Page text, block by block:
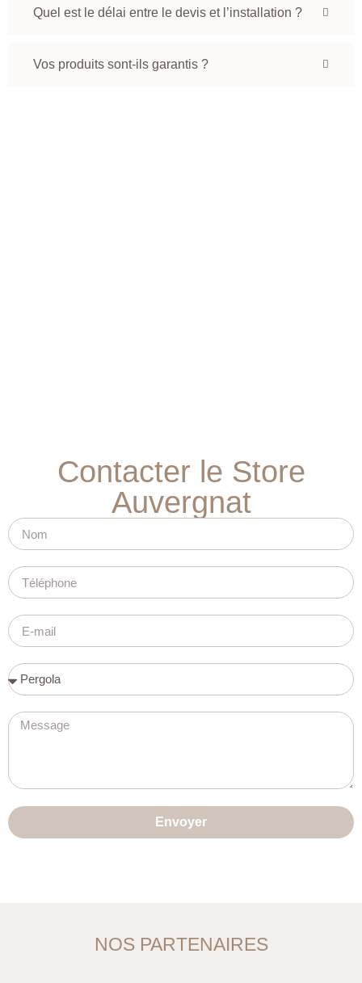
Quel est le délai entre le devis et l’installation ?
Vos produits sont-ils garantis ?
Contacter le Store
Auvergnat
Envoyer
NOS PARTENAIRES